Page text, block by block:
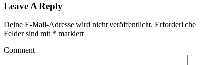
Leave A Reply
Deine E-Mail-Adresse wird nicht veröffentlicht. Erforderliche
Felder sind mit * markiert
Comment